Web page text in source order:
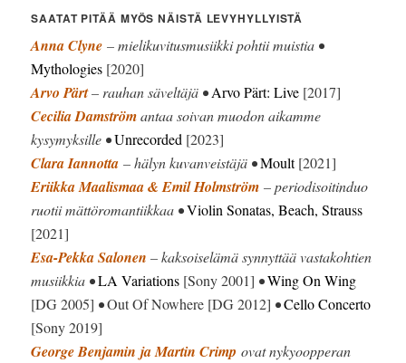
SAATAT PITÄÄ MYÖS NÄISTÄ LEVYHYLLYISTÄ
Anna Clyne – mielikuvitusmusiikki pohtii muistia •
Mythologies [2020]
Arvo Pärt– rauhan säveltäjä •Arvo Pärt: Live [2017]
Cecilia Damströmantaa soivan muodon aikamme
kysymyksille •Unrecorded [2023]
Clara Iannotta – hälyn kuvanveistäjä •Moult[2021]
Eriikka Maalismaa & Emil Holmström – periodisoitinduo
ruotii mättöromantiikkaa •Violin Sonatas, Beach, Strauss
[2021]
Esa-Pekka Salonen – kaksoiselämä synnyttää vastakohtien
musiikkia •LA Variations [Sony 2001] •Wing On Wing
[DG 2005] •Out Of Nowhere [DG 2012] •Cello Concerto
[Sony 2019]
George Benjamin ja Martin Crimp ovat nykyoopperan